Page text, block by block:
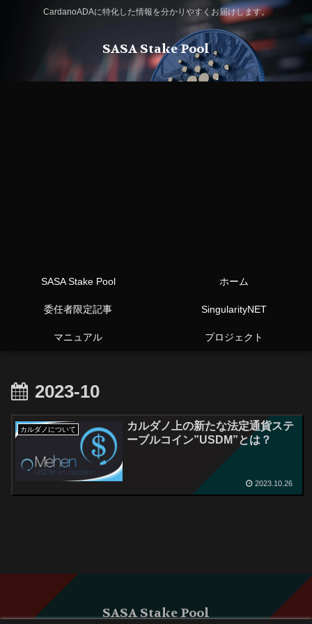
CardanoADAに特化した情報を分かりやすくお届けします。
SASA Stake Pool
SASA Stake Pool ホーム
委任者限定記事 SingularityNET
マニュアル プロジェクト
2023-10
カルダノについて
カルダノ上の新たな法定通貨ステ
ーブルコイン”USDM”とは？
2023.10.26
SASA Stake Pool